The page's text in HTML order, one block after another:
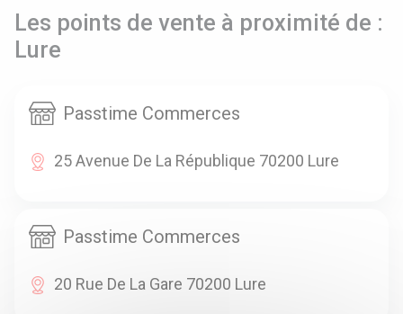
Les points de vente à proximité de :
Lure
Passtime Commerces
25 Avenue De La République 70200 Lure
Passtime Commerces
20 Rue De La Gare 70200 Lure